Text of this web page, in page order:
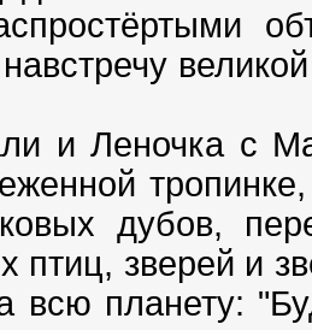
и Леночка с
дубов,
птиц, зверей и
всю планету: